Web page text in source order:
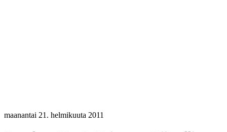
maanantai 21. helmikuuta 2011